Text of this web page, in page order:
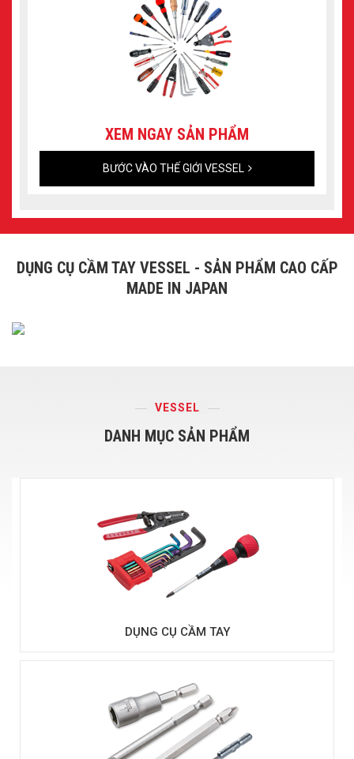
XEM NGAY SẢN PHẨM
BƯỚC VÀO THẾ GIỚI VESSEL
DỤNG CỤ CẦM TAY VESSEL - SẢN PHẨM CAO CẤP
MADE IN JAPAN
VESSEL
DANH MỤC SẢN PHẨM
DỤNG CỤ CẦM TAY